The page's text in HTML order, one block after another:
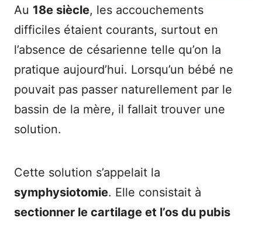
Au 18e siècle, les accouchements
difficiles étaient courants, surtout en
l’absence de césarienne telle qu’on la
pratique aujourd’hui. Lorsqu’un bébé ne
pouvait pas passer naturellement par le
bassin de la mère, il fallait trouver une
solution.
Cette solution s’appelait la
symphysiotomie. Elle consistait à
sectionner le cartilage et l’os du pubis